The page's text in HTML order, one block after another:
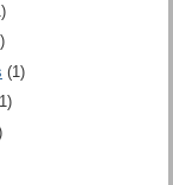
(1)